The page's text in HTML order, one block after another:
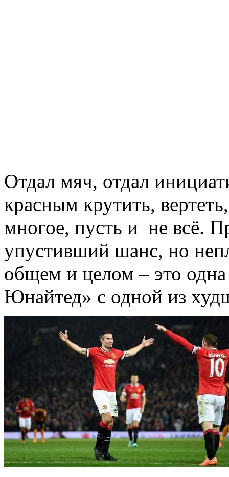
Отдал мяч, отдал
красным крутить,
многое, пусть и не всё.
упустивший шанс, но
общем и целом – это
Юнайтед» с одной из